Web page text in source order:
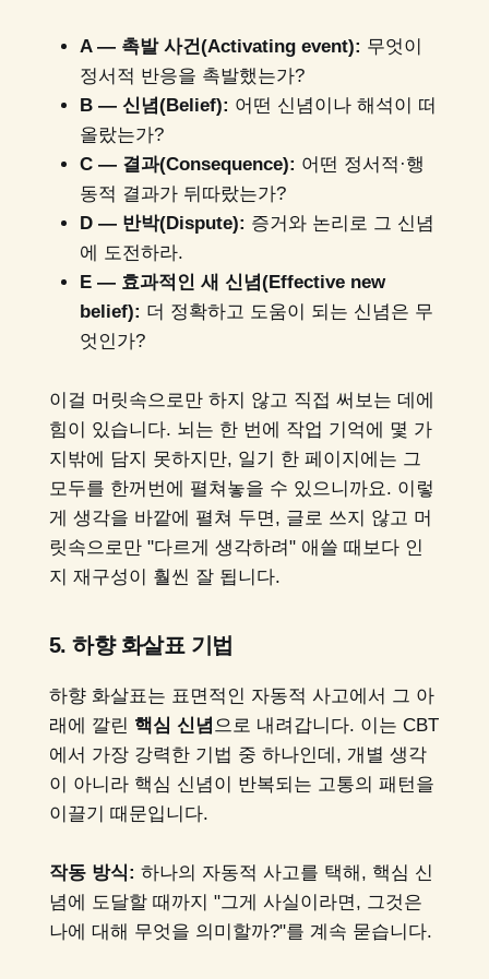
A — 촉발 사건(Activating event): 무엇이
정서적 반응을 촉발했는가?
B — 신념(Belief): 어떤 신념이나 해석이 떠
올랐는가?
C — 결과(Consequence): 어떤 정서적·행
동적 결과가 뒤따랐는가?
D — 반박(Dispute): 증거와 논리로 그 신념
에 도전하라.
E — 효과적인 새 신념(Effective new
belief): 더 정확하고 도움이 되는 신념은 무
엇인가?
이걸 머릿속으로만 하지 않고 직접 써보는 데에
힘이 있습니다. 뇌는 한 번에 작업 기억에 몇 가
지밖에 담지 못하지만, 일기 한 페이지에는 그
모두를 한꺼번에 펼쳐놓을 수 있으니까요. 이렇
게 생각을 바깥에 펼쳐 두면, 글로 쓰지 않고 머
릿속으로만 "다르게 생각하려" 애쓸 때보다 인
지 재구성이 훨씬 잘 됩니다.
5. 하향 화살표 기법
하향 화살표는 표면적인 자동적 사고에서 그 아
래에 깔린 핵심 신념으로 내려갑니다. 이는 CBT
에서 가장 강력한 기법 중 하나인데, 개별 생각
이 아니라 핵심 신념이 반복되는 고통의 패턴을
이끌기 때문입니다.
작동 방식: 하나의 자동적 사고를 택해, 핵심 신
념에 도달할 때까지 "그게 사실이라면, 그것은
나에 대해 무엇을 의미할까?"를 계속 묻습니다.